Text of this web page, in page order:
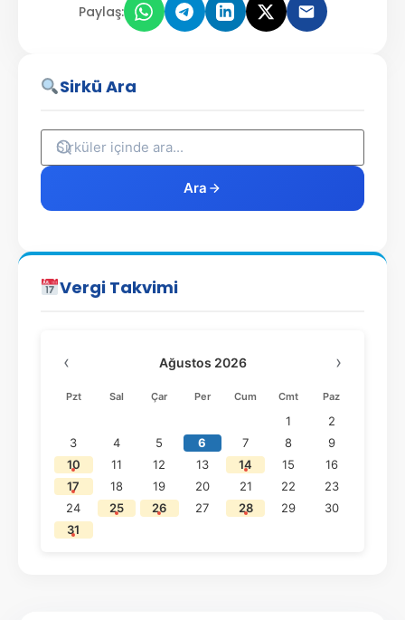
Paylaş:
Sirkü Ara
Ara
Vergi Takvimi
‹ Ağustos 2026 ›
Pzt Sal Çar Per Cum Cmt Paz
1
2
3
4 5 6 7 8
9
10
11 12 13 14 15
16
17
18 19 20 21 22
23
24
25 26 27 28 29
30
31